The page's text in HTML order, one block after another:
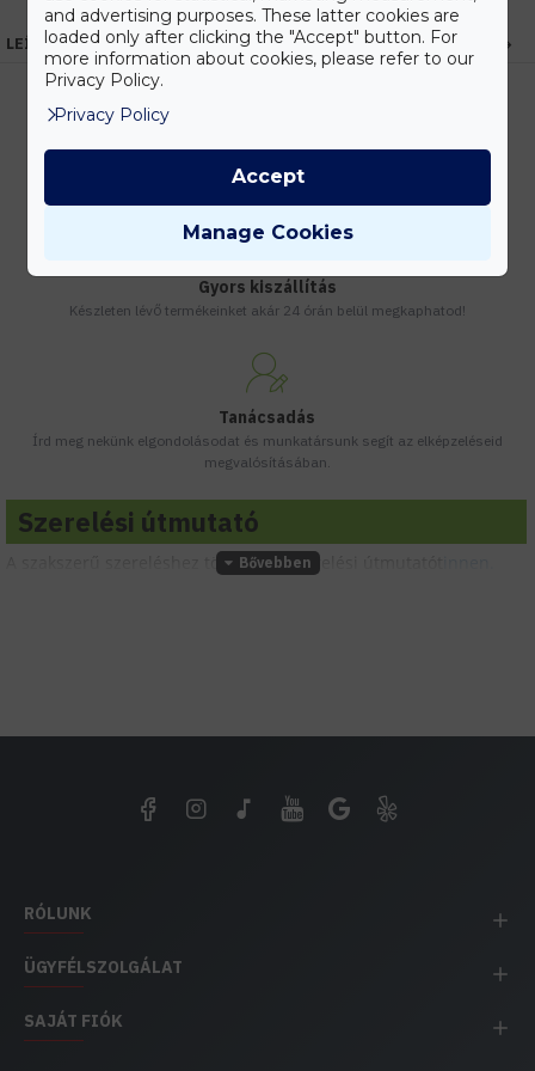
LEÍRÁS
Kedvezmények
Vásárolj nagyobb mennyiségben és megadjuk a legjobb gyártói árakat.
Gyors kiszállítás
Készleten lévő termékeinket akár 24 órán belül megkaphatod!
Tanácsadás
Írd meg nekünk elgondolásodat és munkatársunk segít az elképzeléseid
megvalósításában.
Szerelési útmutató
A szakszerű szereléshez töltsd le a szerelési útmutatót
RÓLUNK
ÜGYFÉLSZOLGÁLAT
SAJÁT FIÓK
and advertising purposes. These latter cookies are
loaded only after clicking the "Accept" button. For
more information about cookies, please refer to our
Privacy Policy.
Privacy Policy
Manage Cookies
Accept